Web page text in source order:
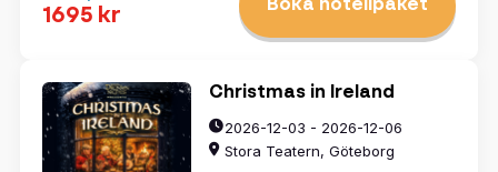
1695 kr Boka hotellpaket
Christmas in Ireland
2026-12-03 - 2026-12-06
Stora Teatern, Göteborg